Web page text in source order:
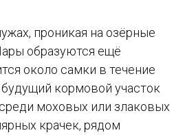
проникая на озёрные
образуются ещё
около самки в течение
кормовой участок
моховых или злаковых
крачек, рядом